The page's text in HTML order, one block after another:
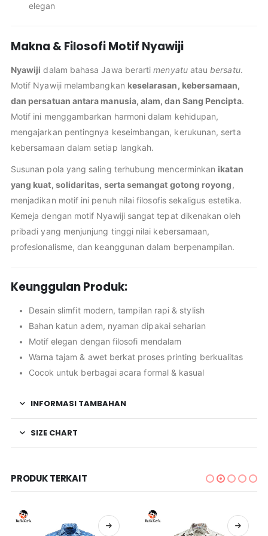
elegan
Makna & Filosofi Motif Nyawiji
Nyawiji dalam bahasa Jawa berartimenyatuatau bersatu.
Motif Nyawiji melambangkan keselarasan, kebersamaan,
dan persatuan antara manusia, alam, dan Sang Pencipta.
Motif ini menggambarkan harmoni dalam kehidupan,
mengajarkan pentingnya keseimbangan, kerukunan, serta
kebersamaan dalam setiap langkah.
Susunan pola yang saling terhubung mencerminkan ikatan
yang kuat, solidaritas, serta semangat gotong royong,
menjadikan motif ini penuh nilai filosofis sekaligus estetika.
Kemeja dengan motif Nyawiji sangat tepat dikenakan oleh
pribadi yang menjunjung tinggi nilai kebersamaan,
profesionalisme, dan keanggunan dalam berpenampilan.
Keunggulan Produk:
Desain slimfit modern, tampilan rapi & stylish
Bahan katun adem, nyaman dipakai seharian
Motif elegan dengan filosofi mendalam
Warna tajam & awet berkat proses printing berkualitas
Cocok untuk berbagai acara formal & kasual
INFORMASI TAMBAHAN
SIZE CHART
PRODUK TERKAIT